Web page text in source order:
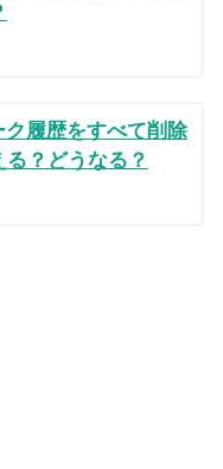
履歴をすべて削除
？どうなる？